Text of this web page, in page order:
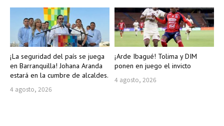
¡La seguridad del país se juega
en Barranquilla! Johana Aranda
estará en la cumbre de alcaldes.
4 agosto, 2026
¡Arde Ibagué! Tolima y DIM
ponen en juego el invicto
4 agosto, 2026